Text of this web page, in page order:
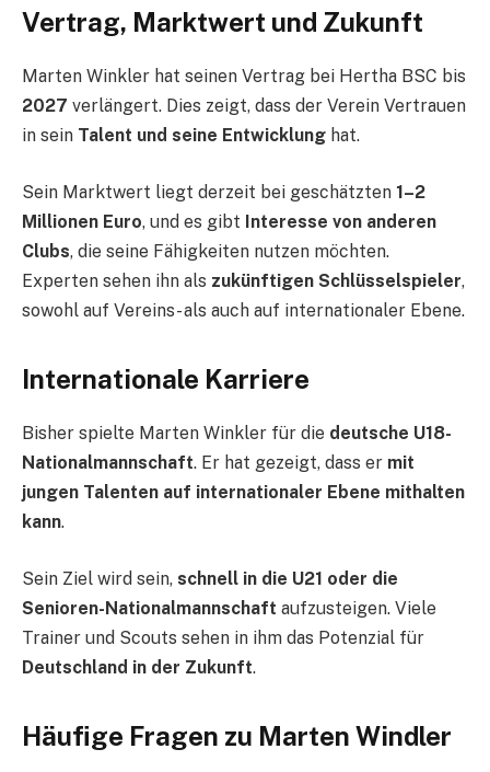
Vertrag, Marktwert und Zukunft
Marten Winkler hat seinen Vertrag bei Hertha BSC bis
2027 verlängert. Dies zeigt, dass der Verein Vertrauen
in sein Talent und seine Entwicklung hat.
Sein Marktwert liegt derzeit bei geschätzten 1–2
Millionen Euro, und es gibt Interesse von anderen
Clubs, die seine Fähigkeiten nutzen möchten.
Experten sehen ihn als zukünftigen Schlüsselspieler,
sowohl auf Vereins- als auch auf internationaler Ebene.
Internationale Karriere
Bisher spielte Marten Winkler für die deutsche U18-
Nationalmannschaft. Er hat gezeigt, dass er mit
jungen Talenten auf internationaler Ebene mithalten
kann.
Sein Ziel wird sein, schnell in die U21 oder die
Senioren-Nationalmannschaft aufzusteigen. Viele
Trainer und Scouts sehen in ihm das Potenzial für
Deutschland in der Zukunft.
Häufige Fragen zu Marten Windler